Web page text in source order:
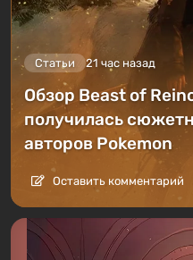
Статьи 21 час назад
Обзор Beast of
получилась
авторов Pokemon
Оставить комментарий